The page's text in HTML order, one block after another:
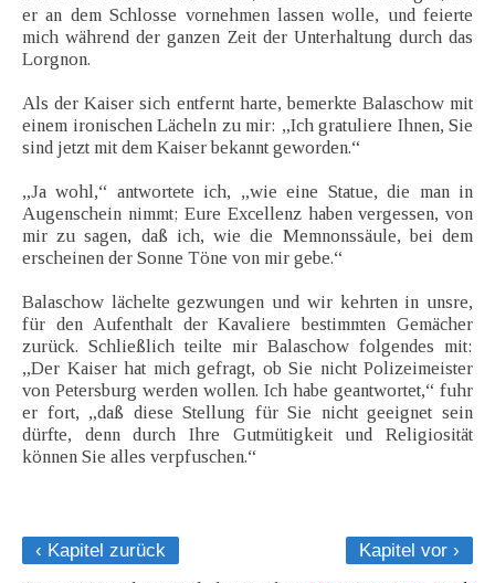
er an dem Schlosse vornehmen lassen wolle, und feierte
mich während der ganzen Zeit der Unterhaltung durch das
Lorgnon.
Als der Kaiser sich entfernt harte, bemerkte Balaschow mit
einem ironischen Lächeln zu mir: „Ich gratuliere Ihnen, Sie
sind jetzt mit dem Kaiser bekannt geworden.“
„Ja wohl,“ antwortete ich, „wie eine Statue, die man in
Augenschein nimmt; Eure Excellenz haben vergessen, von
mir zu sagen, daß ich, wie die Memnonssäule, bei dem
erscheinen der Sonne Töne von mir gebe.“
Balaschow lächelte gezwungen und wir kehrten in unsre,
für den Aufenthalt der Kavaliere bestimmten Gemächer
zurück. Schließlich teilte mir Balaschow folgendes mit:
„Der Kaiser hat mich gefragt, ob Sie nicht Polizeimeister
von Petersburg werden wollen. Ich habe geantwortet,“ fuhr
er fort, „daß diese Stellung für Sie nicht geeignet sein
dürfte, denn durch Ihre Gutmütigkeit und Religiosität
können Sie alles verpfuschen.“
‹ Kapitel zurück
Kapitel vor ›